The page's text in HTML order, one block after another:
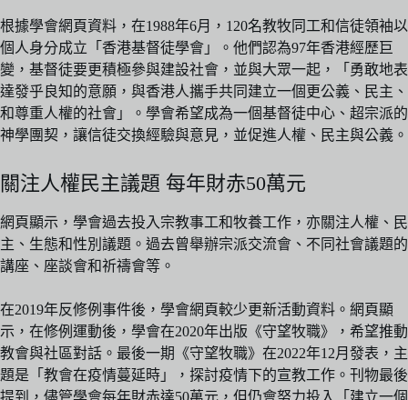
根據學會網頁資料，在1988年6月，120名教牧同工和信徒領袖以
個人身分成立「香港基督徒學會」。他們認為97年香港經歷巨
變，基督徒要更積極參與建設社會，並與大眾一起，「勇敢地表
達發乎良知的意願，與香港人攜手共同建立一個更公義、民主、
和尊重人權的社會」。學會希望成為一個基督徒中心、超宗派的
神學團契，讓信徒交換經驗與意見，並促進人權、民主與公義。
關注人權民主議題 每年財赤50萬元
網頁顯示，學會過去投入宗教事工和牧養工作，亦關注人權、民
主、生態和性別議題。過去曾舉辦宗派交流會、不同社會議題的
講座、座談會和祈禱會等。
在2019年反修例事件後，學會網頁較少更新活動資料。網頁顯
示，在修例運動後，學會在2020年出版《守望牧職》，希望推動
教會與社區對話。最後一期《守望牧職》在2022年12月發表，主
題是「教會在疫情蔓延時」，探討疫情下的宣教工作。刊物最後